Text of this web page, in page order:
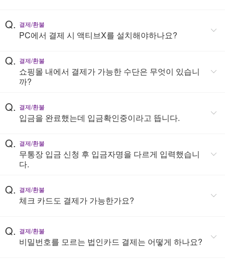
Q. 결제/환불
PC에서 결제 시 액티브X를 설치해야하나요?
Q. 결제/환불
쇼핑몰 내에서 결제가 가능한 수단은 무엇이 있습니
까?
Q. 결제/환불
입금을 완료했는데 입금확인중이라고 뜹니다.
Q. 결제/환불
무통장 입금 신청 후 입금자명을 다르게 입력했습니
다.
Q. 결제/환불
체크 카드도 결제가 가능한가요?
Q. 결제/환불
비밀번호를 모르는 법인카드 결제는 어떻게 하나요?